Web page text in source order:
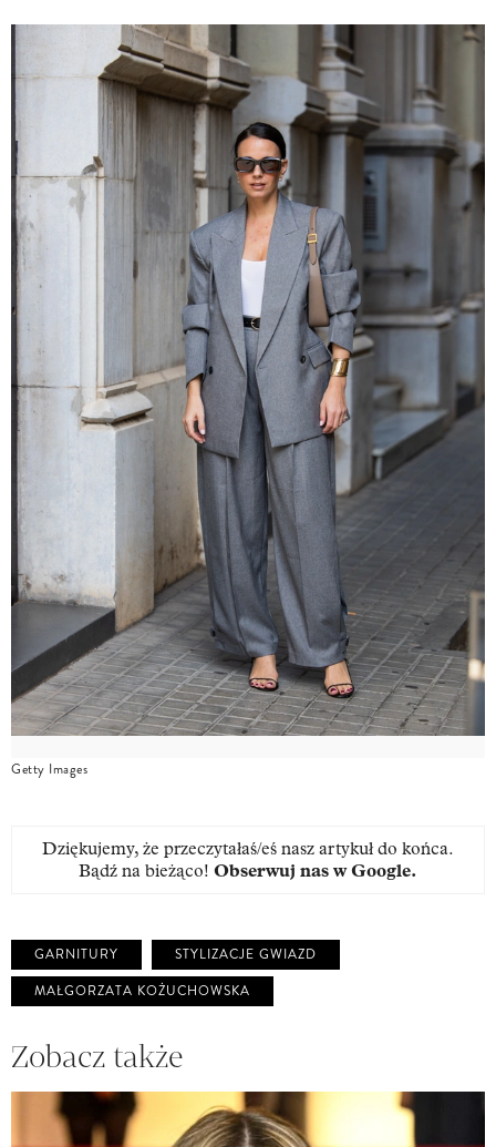
Getty Images
Dziękujemy, że przeczytałaś/eś nasz artykuł do końca.
Bądź na bieżąco! Obserwuj nas w Google.
GARNITURY
STYLIZACJE GWIAZD
MAŁGORZATA KOŻUCHOWSKA
Zobacz także